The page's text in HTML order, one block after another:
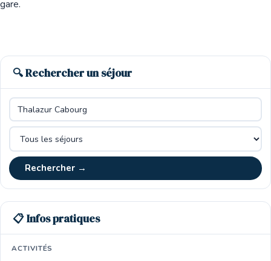
gare.
🔍 Rechercher un séjour
Rechercher →
📋 Infos pratiques
ACTIVITÉS